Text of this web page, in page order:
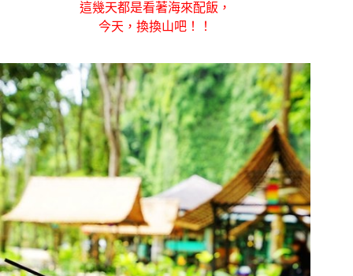
這幾天都是看著海來配飯，
今天，換換山吧！！